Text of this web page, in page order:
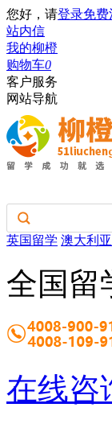
您好，请登录免费
站内信
我的柳橙
购物车0
客户服务
网站导航
英国留学 澳大利
全国留
在线咨